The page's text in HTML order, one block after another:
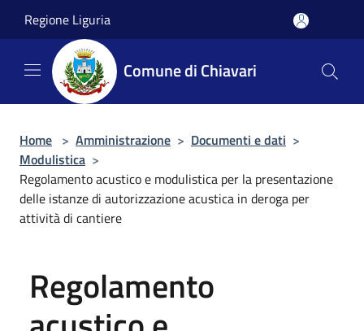
Regione Liguria
Comune di Chiavari
Home > Amministrazione > Documenti e dati >
Modulistica >
Regolamento acustico e modulistica per la presentazione
delle istanze di autorizzazione acustica in deroga per
attività di cantiere
Regolamento